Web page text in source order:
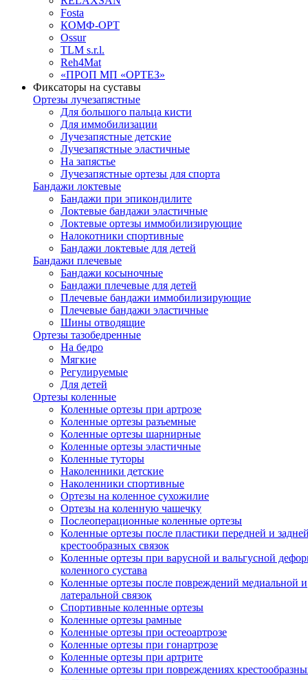
Fosta
КОМФ-ОРТ
Ossur
TLM s.r.l.
Reh4Mat
«ПРОП МП «ОРТЕЗ»
Фиксаторы на суставы
Ортезы лучезапястные
Для большого пальца кисти
Для иммобилизации
Лучезапястные детские
Лучезапястные эластичные
На запястье
Лучезапястные ортезы для спорта
Бандажи локтевые
Бандажи при эпикондилите
Локтевые бандажи эластичные
Локтевые ортезы иммобилизирующие
Налокотники спортивные
Бандажи локтевые для детей
Бандажи плечевые
Бандажи косыночные
Бандажи плечевые для детей
Плечевые бандажи иммобилизирующие
Плечевые бандажи эластичные
Шины отводящие
Ортезы тазобедренные
На бедро
Мягкие
Регулируемые
Для детей
Ортезы коленные
Коленные ортезы при артрозе
Коленные ортезы разъемные
Коленные ортезы шарнирные
Коленные ортезы эластичные
Коленные туторы
Наколенники детские
Наколенники спортивные
Ортезы на коленное сухожилие
Ортезы на коленную чашечку
Послеоперационные коленные ортезы
Коленные ортезы после пластики передней и
крестообразных связок
Коленные ортезы при варусной и вальгусной
коленного сустава
Коленные ортезы после повреждений медиальной и
латеральной связок
Спортивные коленные ортезы
Коленные ортезы рамные
Коленные ортезы при остеоартрозе
Коленные ортезы при гонартрозе
Коленные ортезы при артрите
Коленные ортезы при повреждениях